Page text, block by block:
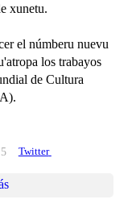
xunetu.
el númberu nuevu
los trabayos
de Cultura
5 Twitter